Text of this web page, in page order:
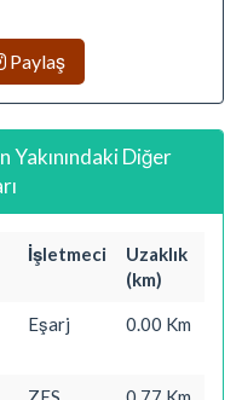
Paylaş
Diğer
İşletmeci
Uzaklık
(km)
Eşarj 0.00 Km